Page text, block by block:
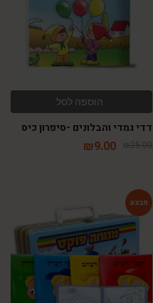
הוספה לסל
דדי גמדי והבלונים -סיפרון כיס
₪25.00
₪9.00